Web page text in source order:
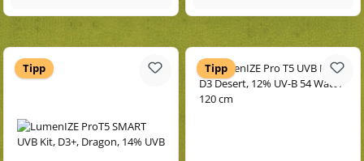
Tipp Tipp